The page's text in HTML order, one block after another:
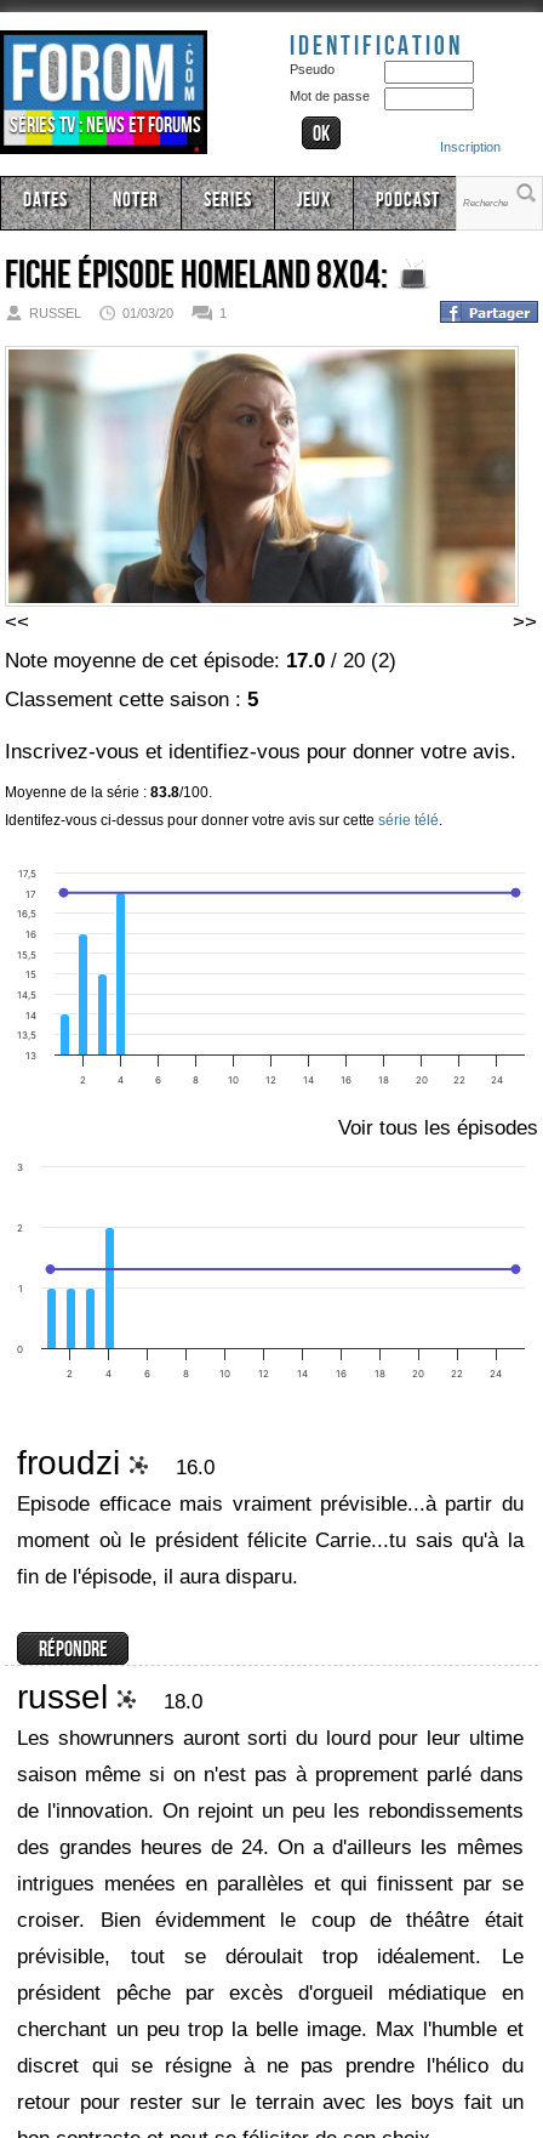
Séries TV : news et forums
Identification
Pseudo
Mot de passe
Inscription
Dates Noter Series Jeux Podcast
Fiche épisodeHomeland 8x04:
RUSSEL 01/03/20 1
<<
>>
Note moyenne de cet épisode: 17.0 / 20 (2)
Classement cette saison :5
Inscrivez-vous et identifiez-vous pour donner votre avis.
Moyenne de la série :83.8/100.
Identifez-vous ci-dessus pour donner votre avis sur cettesérie télé
2 4 6 8 10 12 14 16 18 20 22 24
13
13,5
14
14,5
15
15,5
16
16,5
17
17,5
Voir tous les épisodes
2 4 6 8 10 12 14 16 18 20 22 24
0
1
2
3
froudzi
16.0
Episode efficace mais vraiment prévisible...à partir du
moment où le président félicite Carrie...tu sais qu'à la
fin de l'épisode, il aura disparu.
russel
18.0
Les showrunners auront sorti du lourd pour leur ultime
saison même si on n'est pas à proprement parlé dans
de l'innovation. On rejoint un peu les rebondissements
des grandes heures de 24. On a d'ailleurs les mêmes
intrigues menées en parallèles et qui finissent par se
croiser. Bien évidemment le coup de théâtre était
prévisible, tout se déroulait trop idéalement. Le
président pêche par excès d'orgueil médiatique en
cherchant un peu trop la belle image. Max l'humble et
discret qui se résigne à ne pas prendre l'hélico du
retour pour rester sur le terrain avec les boys fait un